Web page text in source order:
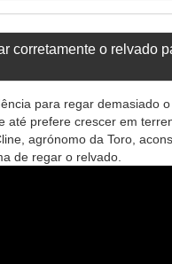
corretamente o relvado
para regar demasiado
até prefere crescer em
agrónomo da Toro,
de regar o relvado.